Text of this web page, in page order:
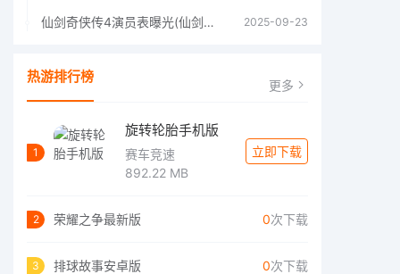
仙剑奇侠传4演员表曝光(仙剑奇侠传4人物详细信息) 2025-09-23
热游排行榜 更多
1
旋转轮胎手机版
赛车竞速
892.22 MB
立即下载
2 荣耀之争最新版 0次下载
3 排球故事安卓版 0次下载